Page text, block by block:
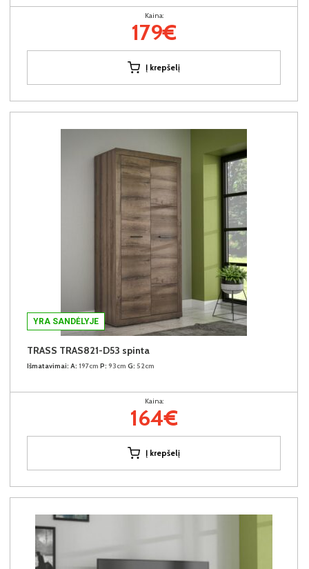
Kaina:
179€
Į krepšelį
YRA SANDĖLYJE
TRASS TRAS821-D53 spinta
Išmatavimai: A: 197cm P: 93cm G: 52cm
Kaina:
164€
Į krepšelį